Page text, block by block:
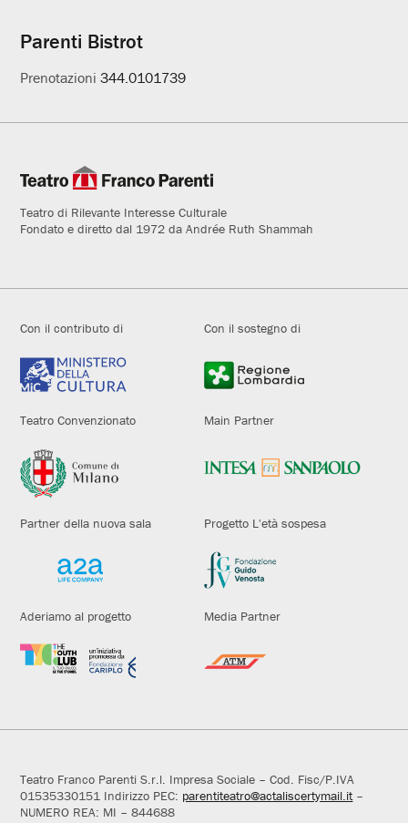
Parenti Bistrot
Prenotazioni344.0101739
Teatro di Rilevante Interesse Culturale
Fondato e diretto dal 1972 da Andrée Ruth Shammah
Con il contributo di Con il sostegno di
Teatro Convenzionato Main Partner
Partner della nuova sala Progetto L'età sospesa
Aderiamo al progetto Media Partner
Teatro Franco Parenti S.r.l. Impresa Sociale – Cod. Fisc/P.IVA
01535330151 Indirizzo PEC: parentiteatro@actaliscertymail.it–
NUMERO REA: MI – 844688